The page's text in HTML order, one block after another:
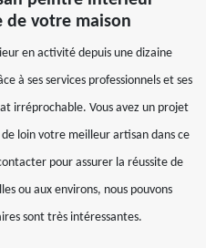
de votre maison
en activité depuis une dizaine
à ses services professionnels et ses
irréprochable. Vous avez un projet
loin votre meilleur artisan dans ce
pour assurer la réussite de
ou aux environs, nous pouvons
sont très intéressantes.